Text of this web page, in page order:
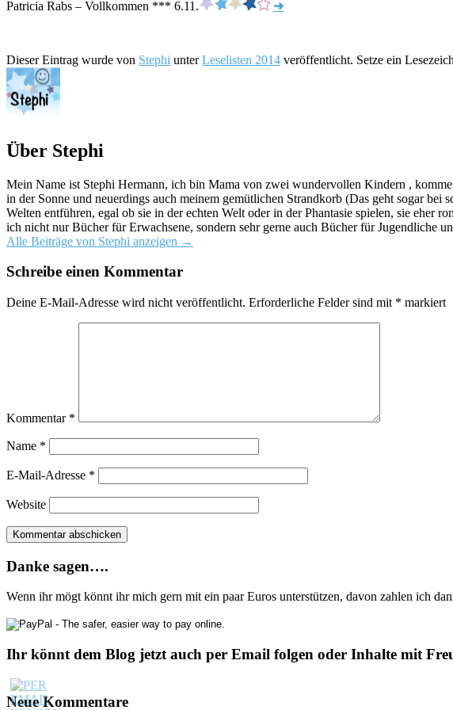
Patricia Rabs – Vollkommen *** 6.11. ➜
Dieser Eintrag wurde von Stephi unterLeselisten 2014 veröffentlicht. Setze ein
Über Stephi
Mein Name ist Stephi Hermann, ich bin Mama von zwei wundervollen Kindern ,
in der Sonne und neuerdings auch meinem gemütlichen Strandkorb (Das geht sogar
Welten entführen, egal ob sie in der echten Welt oder in der Phantasie spielen, sie eher
ich nicht nur Bücher für Erwachsene, sondern sehr gerne auch Bücher für Jugendliche
Alle Beiträge von Stephi anzeigen →
Schreibe einen Kommentar
Deine E-Mail-Adresse wird nicht veröffentlicht. Erforderliche Felder sind mit * markiert
Kommentar *
Name *
E-Mail-Adresse *
Website
Danke sagen….
Wenn ihr mögt könnt ihr mich gern mit ein paar Euros unterstützen, davon zahlen ich
Ihr könnt dem Blog jetzt auch per Email folgen oder Inhalte mit
Neue Kommentare